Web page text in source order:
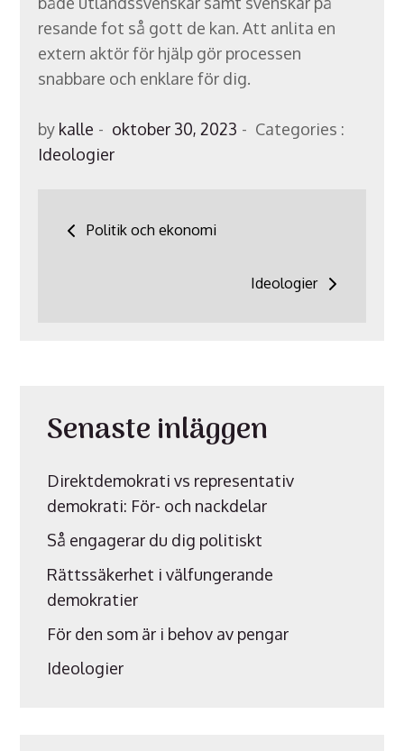
resande fot så gott de kan. Att anlita en
extern aktör för hjälp gör processen
snabbare och enklare för dig.
by kalle
Posted
on
oktober 30, 2023
Categories
Categories :
Ideologier
Inläggsnavigering
Politik och ekonomi
Ideologier
Senaste inläggen
Direktdemokrati vs representativ
demokrati: För- och nackdelar
Så engagerar du dig politiskt
Rättssäkerhet i välfungerande
demokratier
För den som är i behov av pengar
Ideologier